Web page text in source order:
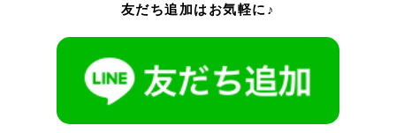
友だち追加はお気軽に♪